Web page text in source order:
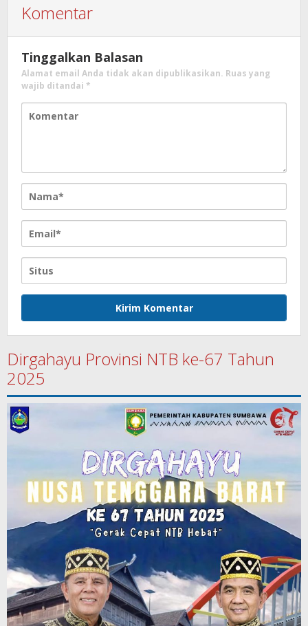
Komentar
Tinggalkan Balasan
Alamat email Anda tidak akan dipublikasikan. Ruas yang
wajib ditandai *
Dirgahayu Provinsi NTB ke-67 Tahun
2025